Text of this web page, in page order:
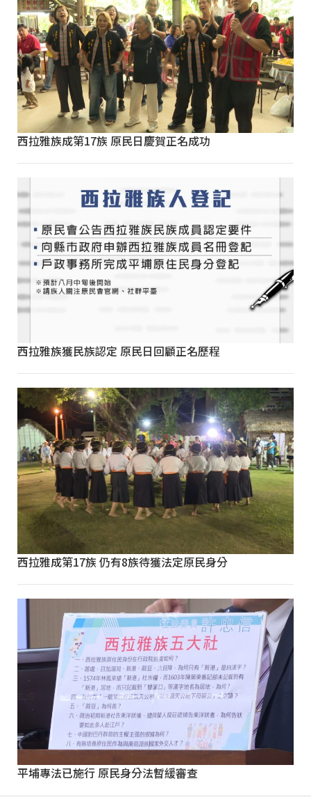
西拉雅族成第17族 原民日慶賀正名成功
西拉雅族獲民族認定 原民日回顧正名歷程
西拉雅成第17族 仍有8族待獲法定原民身分
平埔專法已施行 原民身分法暫緩審查